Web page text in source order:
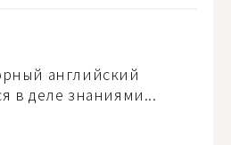
английский
в деле знаниями...